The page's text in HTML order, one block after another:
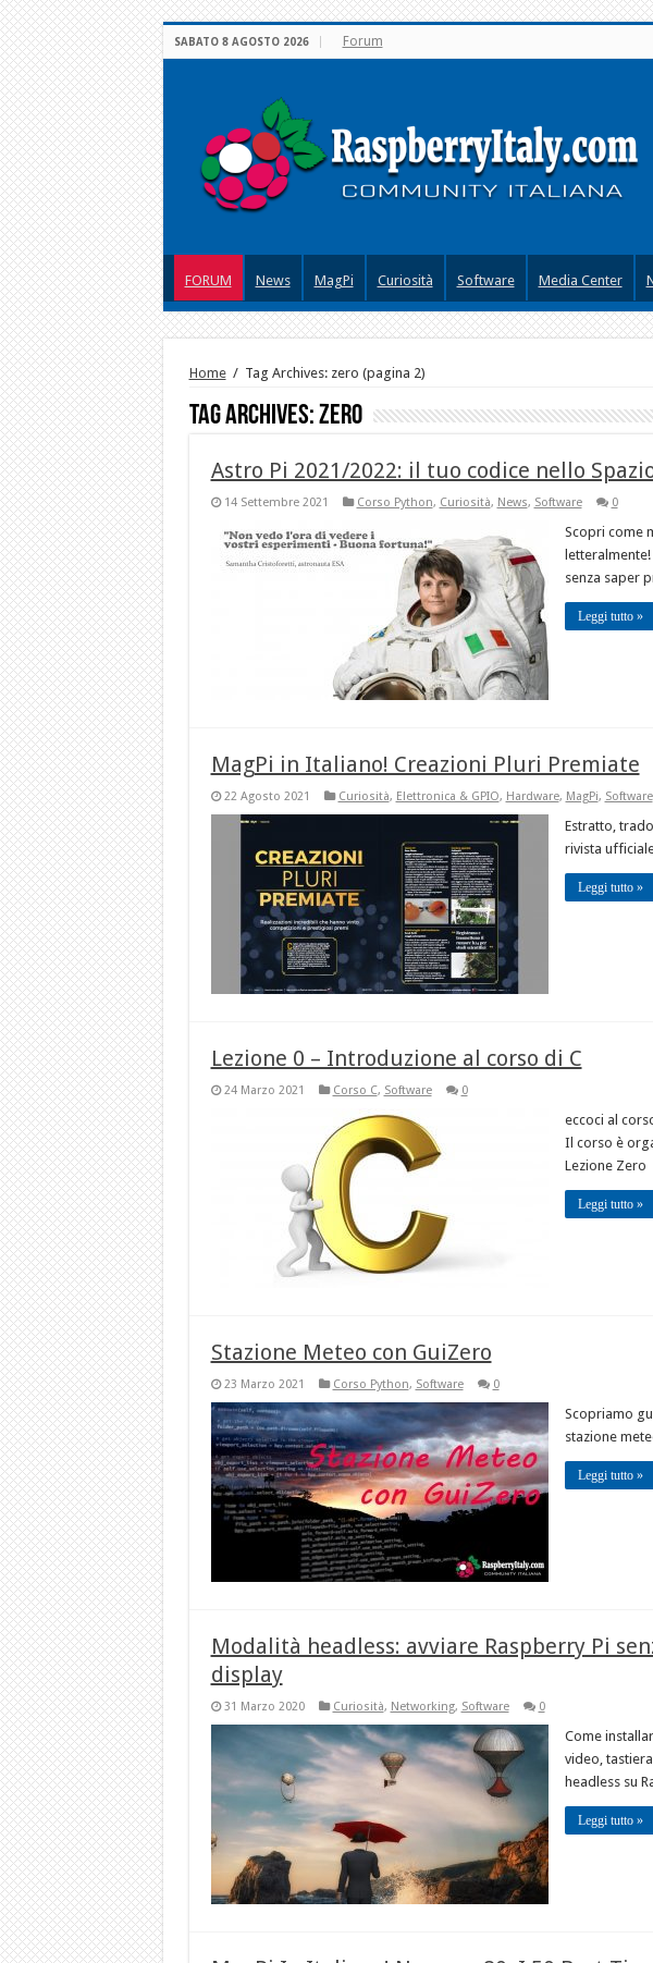
SABATO 8 AGOSTO 2026 Forum
FORUM News MagPi Curiosità Software Media Center
Home / Tag Archives: zero (pagina 2)
Tag Archives:zero
Astro Pi 2021/2022: il tuo codice nello
14 Settembre 2021 Corso Python, Curiosità, News, Software 0
Scopri come
senza saper
Leggi tutto »
MagPi in Italiano! Creazioni Pluri Premiate
22 Agosto 2021 Curiosità, Elettronica & GPIO, Hardware, MagPi, Software
Estratto,
rivista
Leggi tutto »
Lezione 0 – Introduzione al corso di C
24 Marzo 2021 Corso C, Software 0
eccoci al
Il corso è
Lezione Zero
Leggi tutto »
Stazione Meteo con GuiZero
23 Marzo 2021 Corso Python, Software 0
Scopriamo
stazione
Leggi tutto »
Modalità headless: avviare Raspberry Pi
display
31 Marzo 2020 Curiosità, Networking, Software 0
Come
video,
headless su
Leggi tutto »